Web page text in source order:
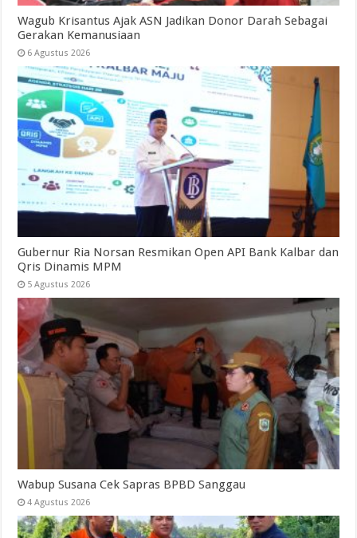
Wagub Krisantus Ajak ASN Jadikan Donor Darah Sebagai
Gerakan Kemanusiaan
6 Agustus 2026
Gubernur Ria Norsan Resmikan Open API Bank Kalbar dan
Qris Dinamis MPM
5 Agustus 2026
Wabup Susana Cek Sapras BPBD Sanggau
4 Agustus 2026